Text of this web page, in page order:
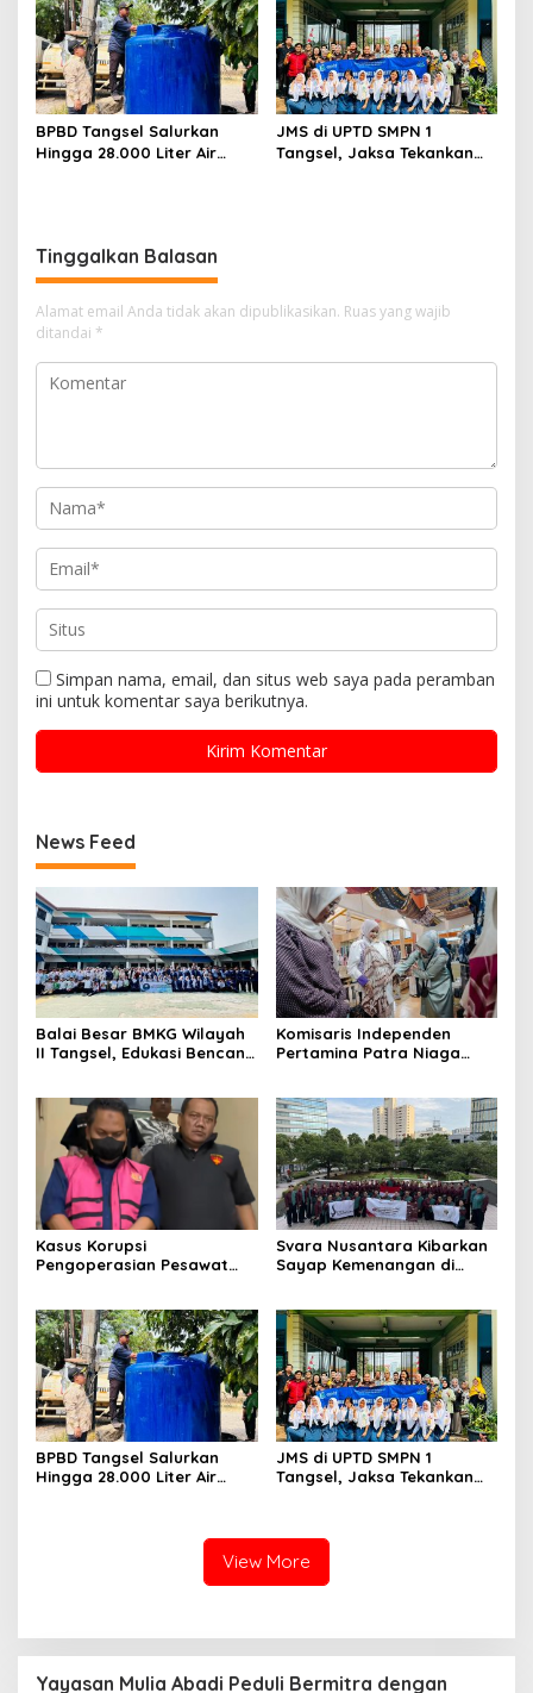
Tersangka
BPBD Tangsel Salurkan
Hingga 28.000 Liter Air
JMS di UPTD SMPN 1
Tangsel, Jaksa Tekankan
Tinggalkan Balasan
Alamat email Anda tidak akan dipublikasikan. Ruas yang wajib
ditandai *
Simpan nama, email, dan situs web saya pada peramban
ini untuk komentar saya berikutnya.
News Feed
Balai Besar BMKG Wilayah
II Tangsel, Edukasi Bencana
23
Komisaris Independen
Pertamina Patra Niaga
Sentuhan Kemanusiaan dan
Keberlanjutan
Kasus Korupsi
Pengoperasian Pesawat
Tersangka
Svara Nusantara Kibarkan
Sayap Kemenangan di
BPBD Tangsel Salurkan
Hingga 28.000 Liter Air
JMS di UPTD SMPN 1
Tangsel, Jaksa Tekankan
View More
Yayasan Mulia Abadi Peduli Bermitra dengan